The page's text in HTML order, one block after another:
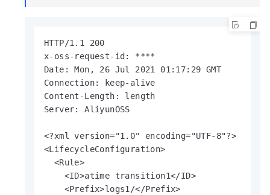
HTTP/1.1 200
x-oss-request-id: ****
Date: Mon, 26 Jul 2021 01:17:29 GMT
Connection: keep-alive
Content-Length: length
Server: AliyunOSS
<?xml version="1.0" encoding="UTF-8"?>
<LifecycleConfiguration>
  <Rule>
    <ID>atime transition1</ID>
    <Prefix>logs1/</Prefix>